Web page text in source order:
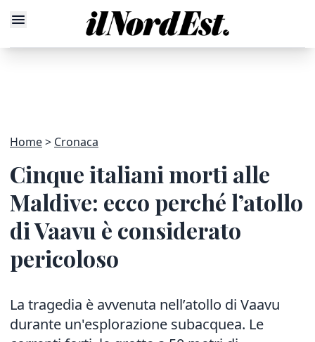
Home Cronaca
Cinque italiani morti alle
Maldive: ecco perché l’atollo
di Vaavu è considerato
pericoloso
La tragedia è avvenuta nell’atollo di Vaavu
durante un'esplorazione subacquea. Le